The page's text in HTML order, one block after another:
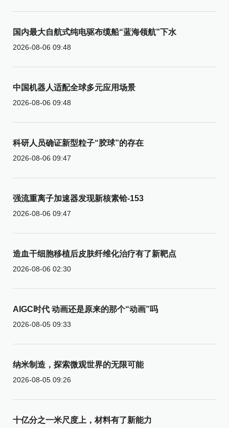
国内最大自航式纯电驱布缆船“蓝海领航”下水
2026-08-06 09:48
中国机器人适配全球多元应用场景
2026-08-06 09:48
科研人员确证新型粒子“胶球”的存在
2026-08-06 09:47
强流重离子加速器发现新核素铪-153
2026-08-06 09:47
造血干细胞移植后皮肤纤维化治疗有了新靶点
2026-08-06 02:30
AIGC时代 动画还是原来的那个“动画”吗
2026-08-05 09:33
纳米制造，探索微观世界的无限可能
2026-08-05 09:26
十亿分之一米尺度上，材料有了新能力